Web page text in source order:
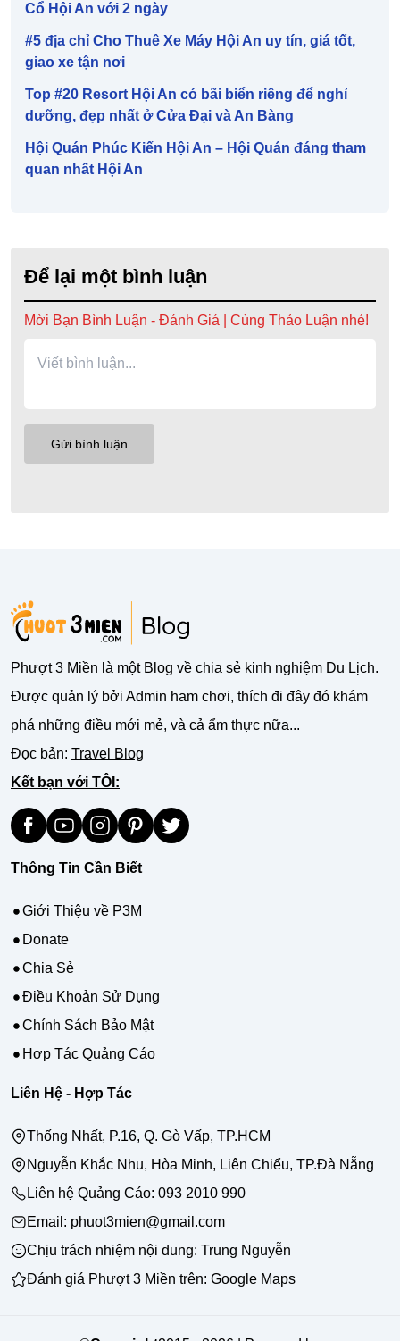
Cổ Hội An với 2 ngày
#5 địa chỉ Cho Thuê Xe Máy Hội An uy tín, giá tốt,
giao xe tận nơi
Top #20 Resort Hội An có bãi biển riêng để nghỉ
dưỡng, đẹp nhất ở Cửa Đại và An Bàng
Hội Quán Phúc Kiến Hội An – Hội Quán đáng tham
quan nhất Hội An
Để lại một bình luận
Mời Bạn Bình Luận - Đánh Giá | Cùng Thảo Luận nhé!
Phượt 3 Miền là một Blog về chia sẻ kinh nghiệm Du Lịch.
Được quản lý bởi Admin ham chơi, thích đi đây đó khám
phá những điều mới mẻ, và cả ẩm thực nữa...
Đọc bản: Travel Blog
Kết bạn với TÔI:
Thông Tin Cần Biết
Giới Thiệu về P3M
Donate
Chia Sẻ
Điều Khoản Sử Dụng
Chính Sách Bảo Mật
Hợp Tác Quảng Cáo
Liên Hệ - Hợp Tác
Thống Nhất, P.16, Q. Gò Vấp, TP.HCM
Nguyễn Khắc Nhu, Hòa Minh, Liên Chiểu, TP.Đà Nẵng
Liên hệ Quảng Cáo: 093 2010 990
Email: phuot3mien@gmail.com
Chịu trách nhiệm nội dung: Trung Nguyễn
Đánh giá Phượt 3 Miền trên: Google Maps